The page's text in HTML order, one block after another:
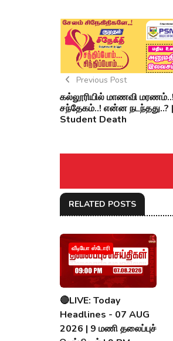
Previous Post
கல்லூரியில் மாணவி மரணம்..!
சந்தேகம்..! என்ன நடந்தது..?
Student Death
RELATED POSTS
வீடியோ ஸ்டோரி
🔴LIVE: Today
Headlines - 07 AUG
2026 | 9 மணி தலைப்புச்